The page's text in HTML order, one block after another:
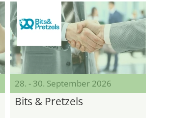
28. - 30. September 2026
Bits & Pretzels